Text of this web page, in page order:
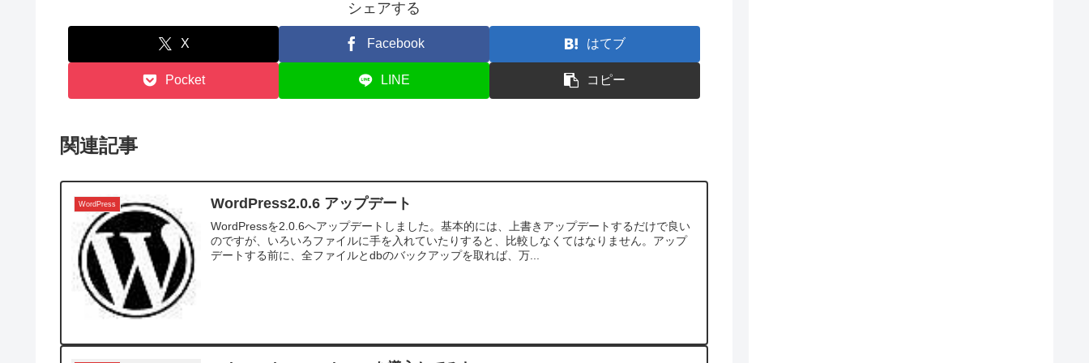
シェアする
X Facebook はてブ
Pocket LINE コピー
関連記事
WordPress WordPress2.0.6 アップデート
WordPressを2.0.6へアップデートしました。基本的には、上書きアップデートするだけで良い
のですが、いろいろファイルに手を入れていたりすると、比較しなくてはなりません。アップ
デートする前に、全ファイルとdbのバックアップを取れば、万...